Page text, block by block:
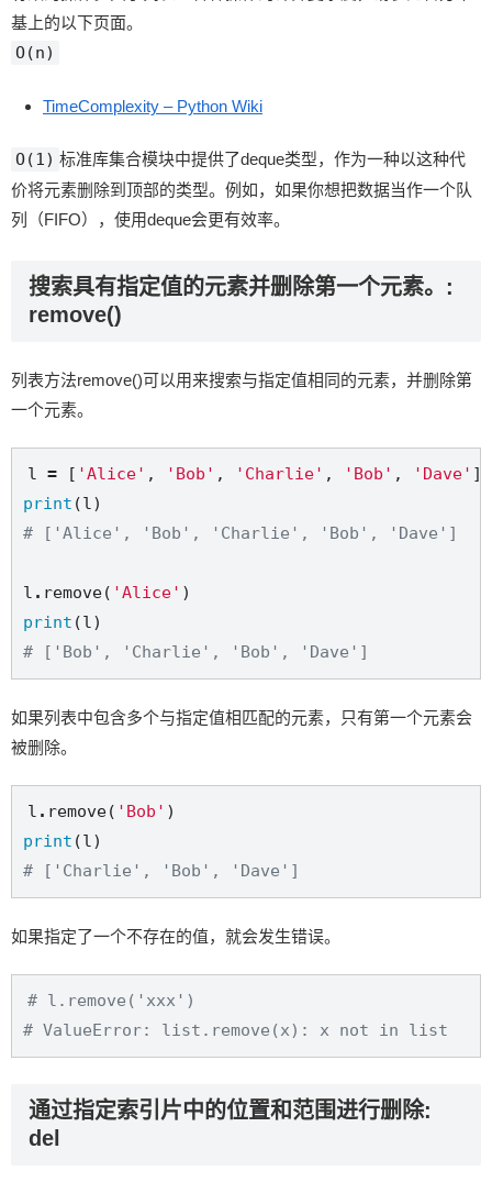
基上的以下页面。
O(n)
TimeComplexity – Python Wiki
O(1) 标准库集合模块中提供了deque类型，作为一种以这种代
价将元素删除到顶部的类型。例如，如果你想把数据当作一个队
列（FIFO），使用deque会更有效率。
搜索具有指定值的元素并删除第一个元素。:
remove()
列表方法remove()可以用来搜索与指定值相同的元素，并删除第
一个元素。
l = [ 'Alice' , 'Bob' , 'Charlie' , 'Bob' , 'Dave'
print
# ['Alice', 'Bob', 'Charlie', 'Bob', 'Dave']
l . remove( 'Alice'
print
# ['Bob', 'Charlie', 'Bob', 'Dave']
如果列表中包含多个与指定值相匹配的元素，只有第一个元素会
被删除。
l . remove( 'Bob'
print
# ['Charlie', 'Bob', 'Dave']
如果指定了一个不存在的值，就会发生错误。
# l.remove('xxx')
# ValueError: list.remove(x): x not in list
通过指定索引片中的位置和范围进行删除:
del